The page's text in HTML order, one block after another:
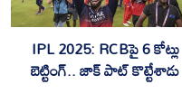
IPL 2025: RCBపై 6 కోట్లు
బెట్టింగ్.. జాక్ పాట్ కొట్టేశాడు